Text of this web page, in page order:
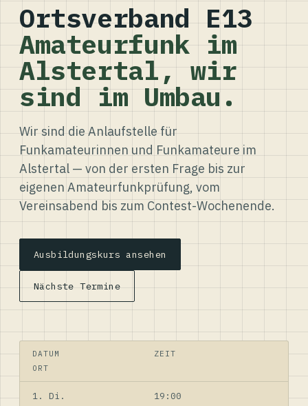
Ortsverband E13
Amateurfunk im
Alstertal, wir
sind im Umbau.
Wir sind die Anlaufstelle für
Funkamateurinnen und Funkamateure im
Alstertal — von der ersten Frage bis zur
eigenen Amateurfunkprüfung, vom
Vereinsabend bis zum Contest-Wochenende.
Ausbildungskurs ansehen
Nächste Termine
DATUM
ZEIT
ORT
1. Di.
19:00